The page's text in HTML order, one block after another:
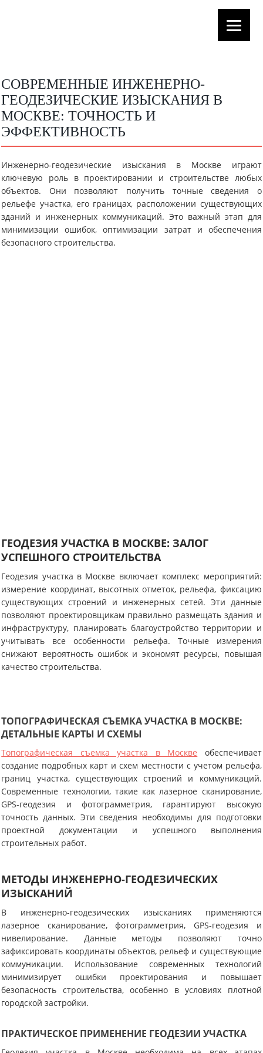
СОВРЕМЕННЫЕ ИНЖЕНЕРНО-
ГЕОДЕЗИЧЕСКИЕ ИЗЫСКАНИЯ В
МОСКВЕ: ТОЧНОСТЬ И
ЭФФЕКТИВНОСТЬ
Инженерно-геодезические изыскания в Москве играют
ключевую роль в проектировании и строительстве любых
объектов. Они позволяют получить точные сведения о
рельефе участка, его границах, расположении существующих
зданий и инженерных коммуникаций. Это важный этап для
минимизации ошибок, оптимизации затрат и обеспечения
безопасного строительства.
ГЕОДЕЗИЯ УЧАСТКА В МОСКВЕ: ЗАЛОГ
УСПЕШНОГО СТРОИТЕЛЬСТВА
Геодезия участка в Москве включает комплекс мероприятий:
измерение координат, высотных отметок, рельефа, фиксацию
существующих строений и инженерных сетей. Эти данные
позволяют проектировщикам правильно размещать здания и
инфраструктуру, планировать благоустройство территории и
учитывать все особенности рельефа. Точные измерения
снижают вероятность ошибок и экономят ресурсы, повышая
качество строительства.
ТОПОГРАФИЧЕСКАЯ СЪЕМКА УЧАСТКА В МОСКВЕ:
ДЕТАЛЬНЫЕ КАРТЫ И СХЕМЫ
Топографическая съемка участка в Москве обеспечивает
создание подробных карт и схем местности с учетом рельефа,
границ участка, существующих строений и коммуникаций.
Современные технологии, такие как лазерное сканирование,
GPS-геодезия и фотограмметрия, гарантируют высокую
точность данных. Эти сведения необходимы для подготовки
проектной документации и успешного выполнения
строительных работ.
МЕТОДЫ ИНЖЕНЕРНО-ГЕОДЕЗИЧЕСКИХ
ИЗЫСКАНИЙ
В инженерно-геодезических изысканиях применяются
лазерное сканирование, фотограмметрия, GPS-геодезия и
нивелирование. Данные методы позволяют точно
зафиксировать координаты объектов, рельеф и существующие
коммуникации. Использование современных технологий
минимизирует ошибки проектирования и повышает
безопасность строительства, особенно в условиях плотной
городской застройки.
ПРАКТИЧЕСКОЕ ПРИМЕНЕНИЕ ГЕОДЕЗИИ УЧАСТКА